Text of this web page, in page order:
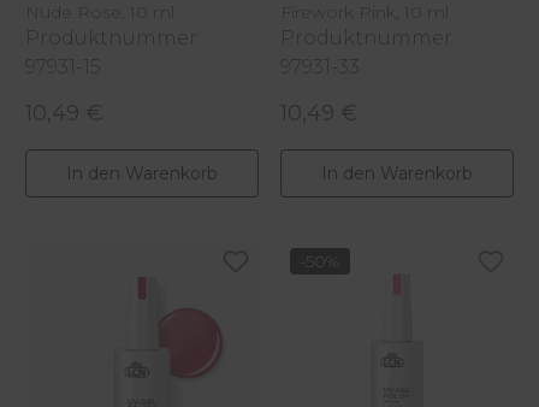
Nude Rose, 10 ml
Produktnummer:
97931-15
Regulärer Preis:
10,49 €
In den Warenkorb
Firework Pink, 10 ml
Produktnummer:
97931-33
Regulärer Preis:
10,49 €
In den Warenkorb
-50%